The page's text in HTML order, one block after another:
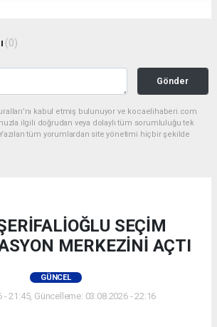
(0)
Gönder
kabul etmiş bulunuyor ve kocaelihaberi.com
ilgili doğrudan veya dolaylı tüm sorumluluğu tek
tüm yorumlardan site yönetimi hiçbir şekilde
SEÇİM
MERKEZİNİ AÇTI
GÜNCEL
- 21:45, Güncelleme: 03.08.2026 - 22:16